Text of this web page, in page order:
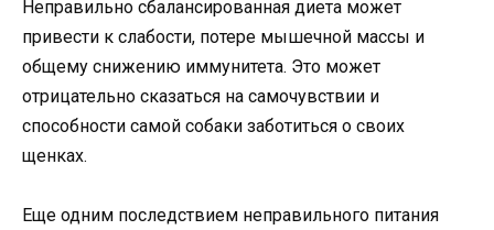
Неправильно сбалансированная диета может
привести к слабости, потере мышечной массы и
общему снижению иммунитета. Это может
отрицательно сказаться на самочувствии и
способности самой собаки заботиться о своих
щенках.
Еще одним последствием неправильного питания